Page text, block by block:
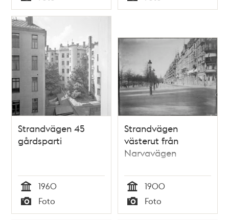
Typ Typ
Strandvägen 45
gårdsparti
Tid
1960
Typ
Foto
Strandvägen
västerut från
Narvavägen
Tid
1900
Typ
Foto